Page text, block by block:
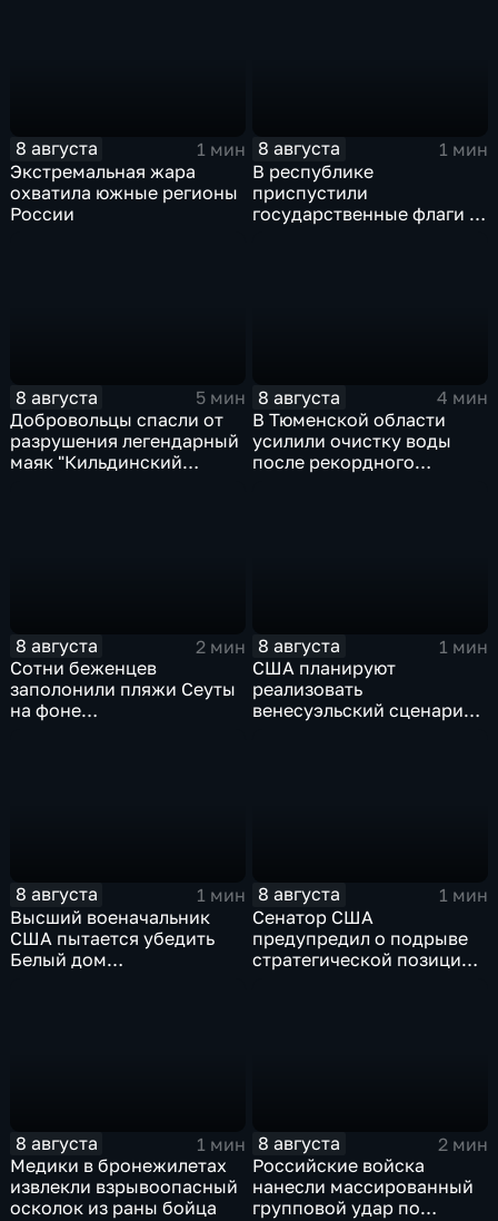
8 августа
1 мин
Экстремальная жара
охватила южные регионы
России
8 августа
1 мин
В республике
приспустили
государственные флаги и
8 августа
5 мин
Добровольцы спасли от
разрушения легендарный
маяк "Кильдинский
8 августа
4 мин
В Тюменской области
усилили очистку воды
после рекордного
8 августа
2 мин
Сотни беженцев
заполонили пляжи Сеуты
на фоне
8 августа
1 мин
США планируют
реализовать
венесуэльский сценарий
8 августа
1 мин
Высший военачальник
США пытается убедить
Белый дом
8 августа
1 мин
Сенатор США
предупредил о подрыве
стратегической позиции
8 августа
1 мин
Медики в бронежилетах
извлекли взрывоопасный
осколок из раны бойца
8 августа
2 мин
Российские войска
нанесли массированный
групповой удар по